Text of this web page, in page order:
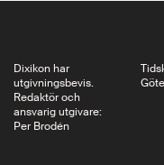
Dixikon har
utgivningsbevis.
Redaktör och
ansvarig utgivare:
Per Brodén